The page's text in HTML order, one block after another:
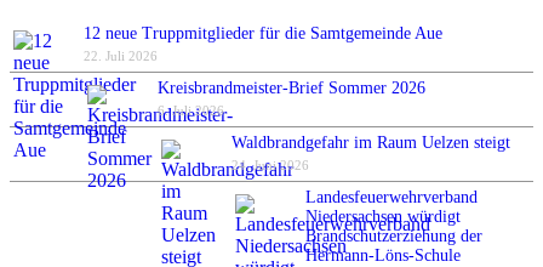
12 neue Truppmitglieder für die Samtgemeinde Aue
22. Juli 2026
Kreisbrandmeister-Brief Sommer 2026
6. Juli 2026
Waldbrandgefahr im Raum Uelzen steigt
24. Juni 2026
Landesfeuerwehrverband
Niedersachsen würdigt
Brandschutzerziehung der
Hermann-Löns-Schule